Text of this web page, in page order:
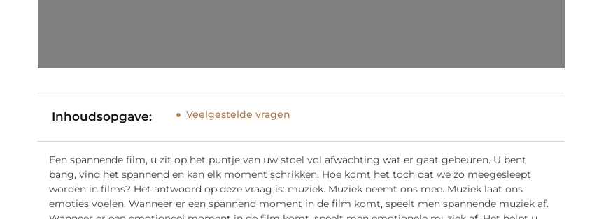
Inhoudsopgave: Veelgestelde vragen
Een spannende film, u zit op het puntje van uw stoel vol afwachting wat er gaat gebeuren. U bent
bang, vind het spannend en kan elk moment schrikken. Hoe komt het toch dat we zo meegesleept
worden in films? Het antwoord op deze vraag is: muziek. Muziek neemt ons mee. Muziek laat ons
emoties voelen. Wanneer er een spannend moment in de film komt, speelt men spannende muziek af.